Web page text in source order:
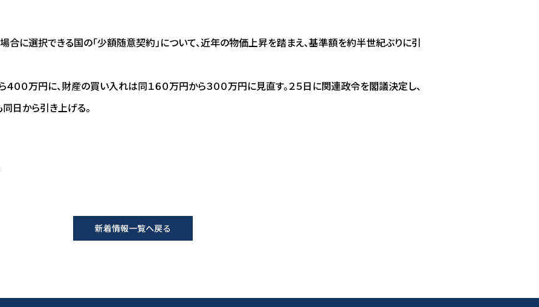
に選択できる国の「少額随意契約」について、近年の物価上昇を踏まえ、基準額を約半世紀ぶりに引
００万円に、財産の買い入れは同１６０万円から３００万円に見直す。２５日に関連政令を閣議決定し、
日から引き上げる。
新着情報一覧へ戻る